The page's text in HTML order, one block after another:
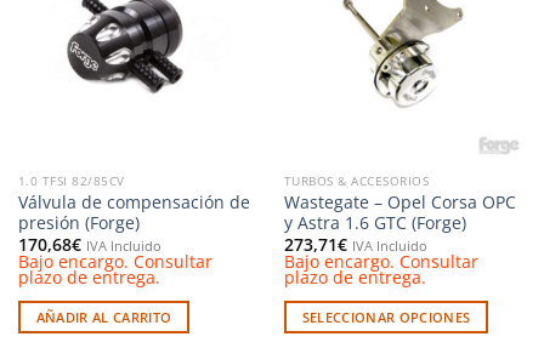
1.0 TFSI 82/85CV
Válvula de compensación de
presión (Forge)
170,68€ IVA Incluido
Bajo encargo. Consultar
plazo de entrega.
AÑADIR AL CARRITO
TURBOS & ACCESORIOS
Wastegate – Opel Corsa OPC
y Astra 1.6 GTC (Forge)
273,71€ IVA Incluido
Bajo encargo. Consultar
plazo de entrega.
SELECCIONAR OPCIONES